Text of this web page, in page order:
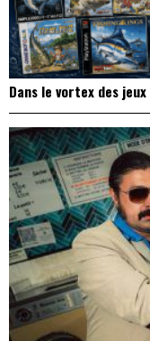
Dans le vortex des